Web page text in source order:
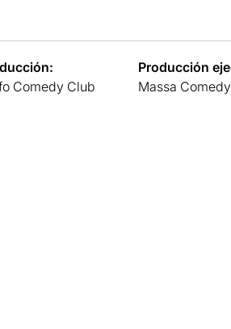
Comedy Club
Producción
Massa Comedy